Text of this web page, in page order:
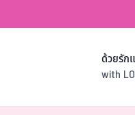
ด้วยรัก
with